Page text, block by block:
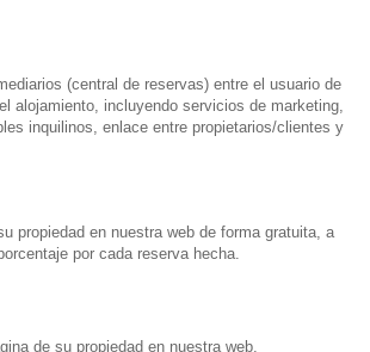
(central de reservas) entre el usuario de
alojamiento, incluyendo servicios de marketing,
inquilinos, enlace entre propietarios/clientes y
propiedad en nuestra web de forma gratuita, a
por cada reserva hecha.
de su propiedad en nuestra web.